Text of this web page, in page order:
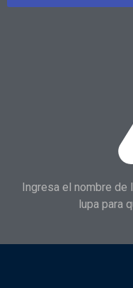
Ingresa el nombre de
lupa para